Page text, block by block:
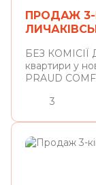
ПРОДАЖ 3-
БЕЗ КОМІСІЇ
квартири у
PRAUD
3